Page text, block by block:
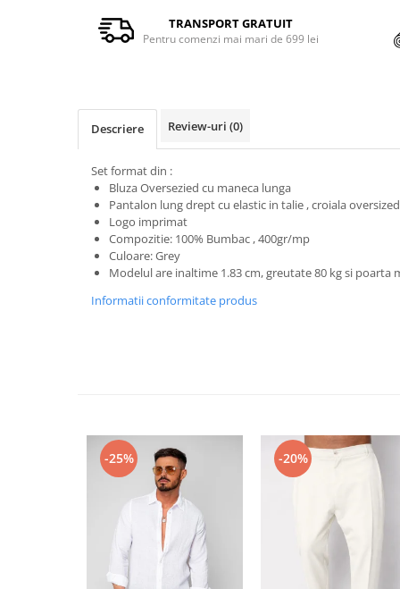
TRANSPORT GRATUIT
Pentru comenzi mai mari de 699 lei
Descriere Review-uri (0)
Set format din :
Bluza Oversezied cu maneca lunga
Pantalon lung drept cu elastic in talie , croiala
Logo imprimat
Compozitie: 100% Bumbac , 400gr/mp
Culoare: Grey
Modelul are inaltime 1.83 cm, greutate 80 kg si poarta
Informatii conformitate produs
-25% -20%